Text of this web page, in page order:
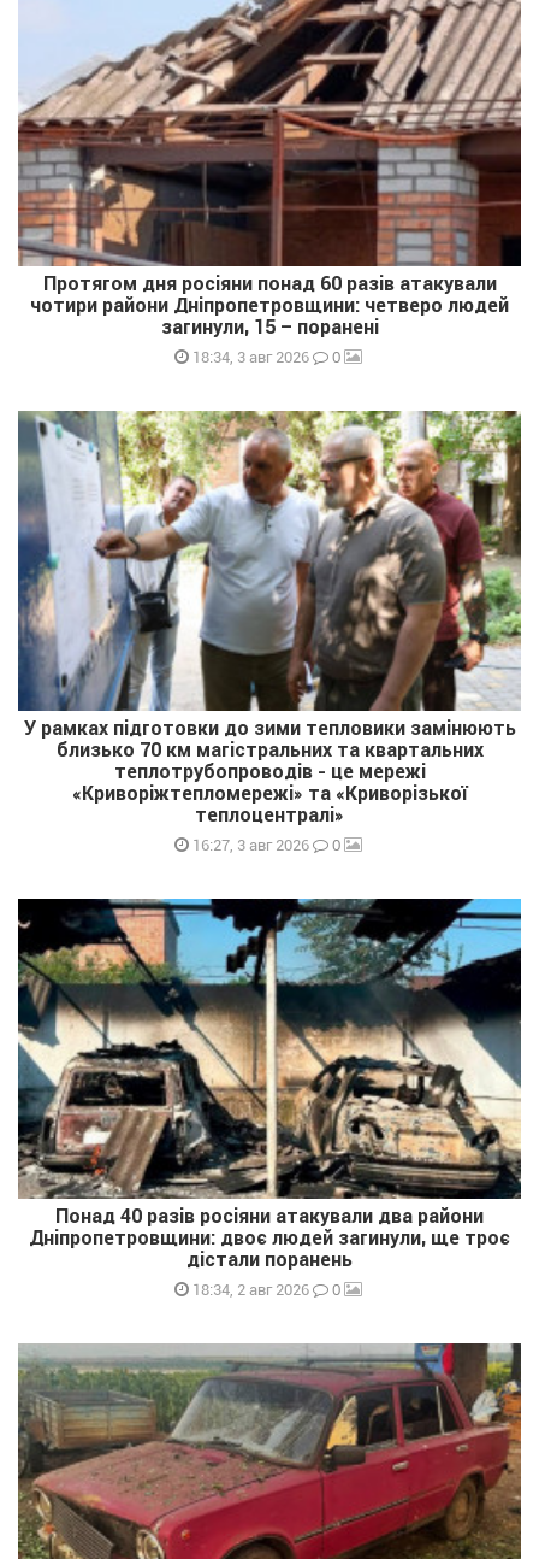
Протягом дня росіяни понад 60 разів атакували
чотири райони Дніпропетровщини: четверо людей
загинули, 15 – поранені
18:34, 3 авг 2026 0
У рамках підготовки до зими тепловики замінюють
близько 70 км магістральних та квартальних
теплотрубопроводів - це мережі
«Криворіжтепломережі» та «Криворізької
теплоцентралі»
16:27, 3 авг 2026 0
Понад 40 разів росіяни атакували два райони
Дніпропетровщини: двоє людей загинули, ще троє
дістали поранень
18:34, 2 авг 2026 0